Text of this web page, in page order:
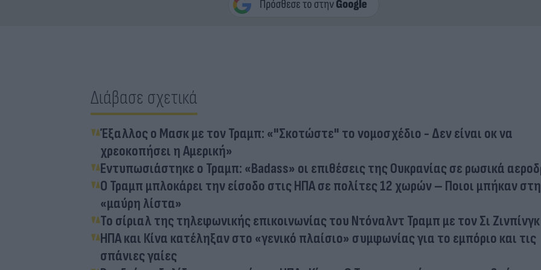
Διάβασε σχετικά
Έξαλλος ο Μασκ με τον Τραμπ: «"Σκοτώστε" το νομοσχέδιο - Δεν είναι οκ να
χρεοκοπήσει η Αμερική»
Εντυπωσιάστηκε ο Τραμπ: «Badass» οι επιθέσεις της Ουκρανίας σε ρωσικά
Ο Τραμπ μπλοκάρει την είσοδο στις ΗΠΑ σε πολίτες 12 χωρών – Ποιοι μπήκαν στη
«μαύρη λίστα»
Το σίριαλ της τηλεφωνικής επικοινωνίας του Ντόναλντ Τραμπ με τον Σι Ζινπίνγκ
ΗΠΑ και Κίνα κατέληξαν στο «γενικό πλαίσιο» συμφωνίας για το εμπόριο και τις
σπάνιες γαίες